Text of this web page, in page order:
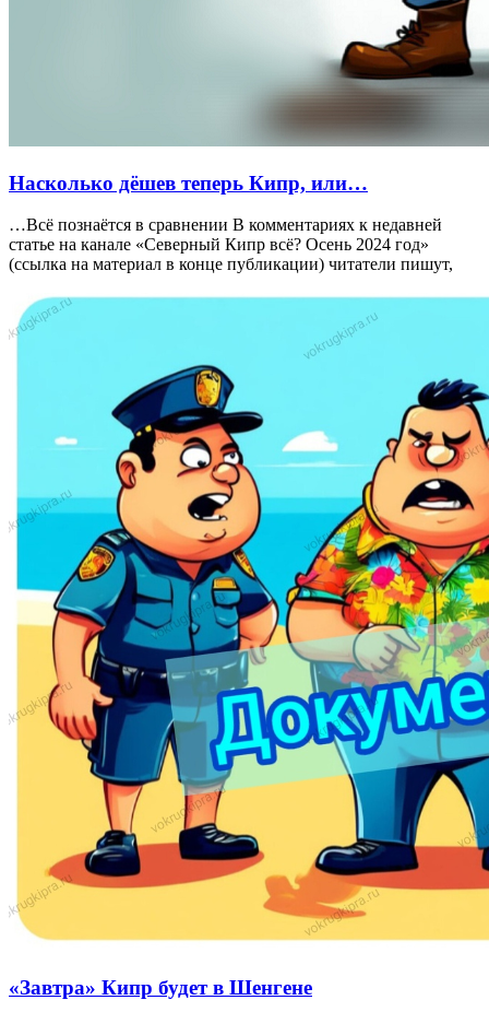
Насколько дёшев теперь Кипр, или…
…Всё познаётся в сравнении В комментариях к недавней
статье на канале «Северный Кипр всё? Осень 2024 год»
(ссылка на материал в конце публикации) читатели пишут,
«Завтра» Кипр будет в Шенгене